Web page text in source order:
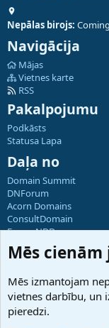
Nepālas birojs:
Navigācija
Mājas
Vietnes karte
RSS
Pakalpojumu
Podkāsts
Statusa Lapa
Daļa no
Domain Summit
DNForum
Acorn Domains
ConsultDomain
ForumNDD
Domainforum.ro
27.be
Hostmaria
Atbalsts
Mēs
Mēs izmantojam
vietnes darbību, un
pieredzi.